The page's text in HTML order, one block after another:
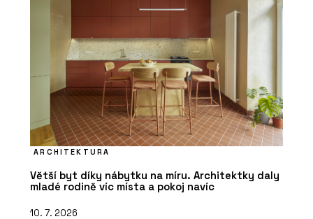
ARCHITEKTURA
Větší byt díky nábytku na míru. Architektky daly
mladé rodině víc místa a pokoj navíc
10. 7. 2026